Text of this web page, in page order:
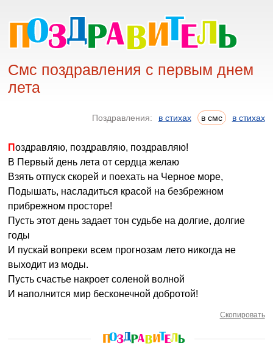
Смс поздравления с первым днем
лета
Поздравления: в стихах в смс в стихах
Поздравляю, поздравляю, поздравляю!
В Первый день лета от сердца желаю
Взять отпуск скорей и поехать на Черное море,
Подышать, насладиться красой на безбрежном
прибрежном просторе!
Пусть этот день задает тон судьбе на долгие, долгие
годы
И пускай вопреки всем прогнозам лето никогда не
выходит из моды.
Пусть счастье накроет соленой волной
И наполнится мир бесконечной добротой!
Скопировать